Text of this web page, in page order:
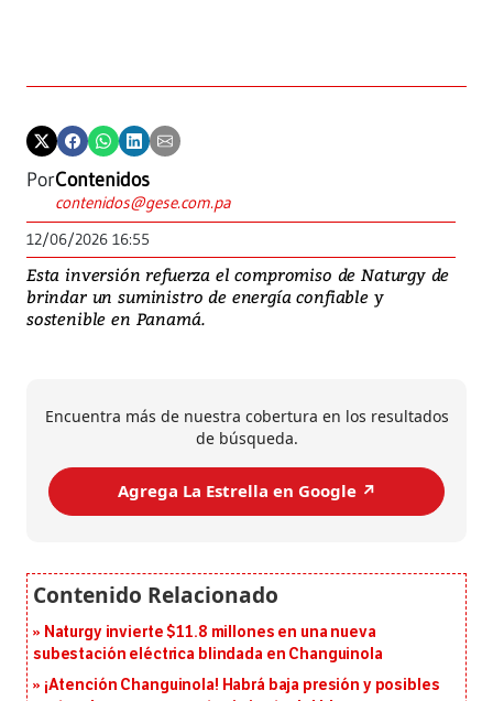
PorContenidos
contenidos@gese.com.pa
12/06/2026 16:55
Esta inversión refuerza el compromiso de Naturgy de
brindar un suministro de energía confiable y
sostenible en Panamá.
Encuentra más de nuestra cobertura en los resultados
de búsqueda.
Agrega La Estrella en Google ↗️
Naturgy invierte $11.8 millones en una nueva
subestación eléctrica blindada en Changuinola
¡Atención Changuinola! Habrá baja presión y posibles